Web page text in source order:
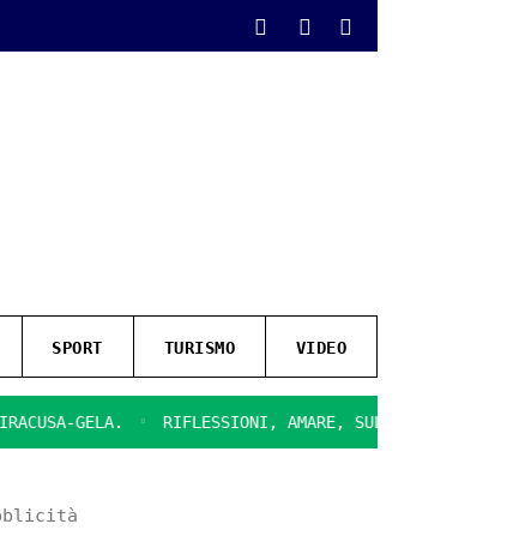
SPORT TURISMO VIDEO
GELA. RIFLESSIONI, AMARE, SULLA CHIUSURA DEL